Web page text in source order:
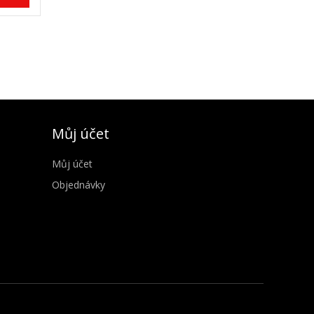
Můj účet
Můj účet
Objednávky